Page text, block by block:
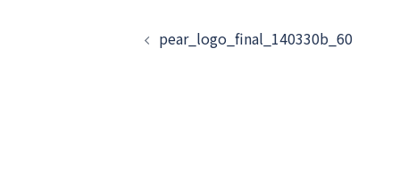
pear_logo_final_140330b_60